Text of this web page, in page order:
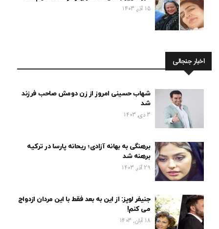
15 آذر, 1403
اخبار جنجالی
شهاب حسینی امروز از زن دومش صاحب فرزند
شد
3 دی, 1403
برهنگی به بهانه آزادی؛ ریحانه پارسا در ترکیه
برهنه شد
29 آذر, 1403
جنیفر لوپز: از این به بعد فقط با این مردان ازدواج
می کنم!
18 آبان, 1403